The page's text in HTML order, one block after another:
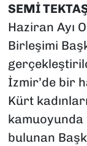
SEMİ
Haziran Ayı
Birleşimi
İzmir’de bir
Kürt
kamuoyunda
bulunan